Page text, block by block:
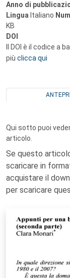
Anno di
Lingua Italiano
KB
DOI
Il DOI è il codice a
più clicca qui
Qui sotto puoi
articolo.
Se questo
scaricare in
acquistare il
per scaricare